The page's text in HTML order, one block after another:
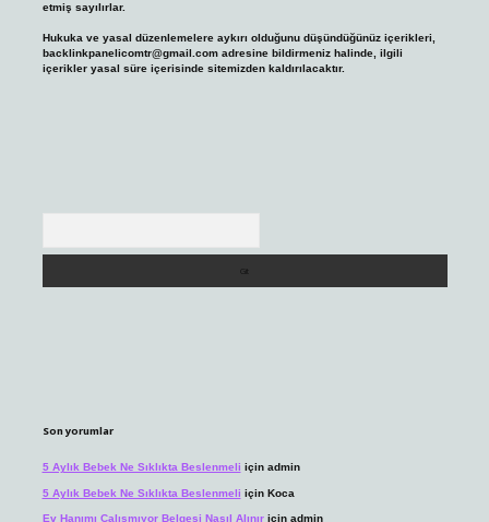
etmiş sayılırlar.
Hukuka ve yasal düzenlemelere aykırı olduğunu düşündüğünüz içerikleri,
backlinkpanelicomtr@gmail.comadresine bildirmeniz halinde, ilgili
içerikler yasal süre içerisinde sitemizden kaldırılacaktır.
Son yorumlar
5 Aylık Bebek Ne Sıklıkta Beslenmeli için admin
5 Aylık Bebek Ne Sıklıkta Beslenmeli için Koca
Ev Hanımı Çalışmıyor Belgesi Nasıl Alınıriçin admin